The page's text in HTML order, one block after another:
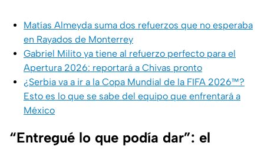
Matías Almeyda suma dos refuerzos que no esperaba
en Rayados de Monterrey
Gabriel Milito ya tiene al refuerzo perfecto para el
Apertura 2026: reportará a Chivas pronto
¿Serbia va a ir a la Copa Mundial de la FIFA 2026™?
Esto es lo que se sabe del equipo que enfrentará a
México
“Entregué lo que podía dar”: el